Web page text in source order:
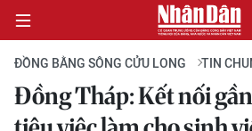
CHÍNH TRỊ
ĐỒNG BẰNG SÔNG CỬU LONG TIN
Đồng Tháp: Kết nối